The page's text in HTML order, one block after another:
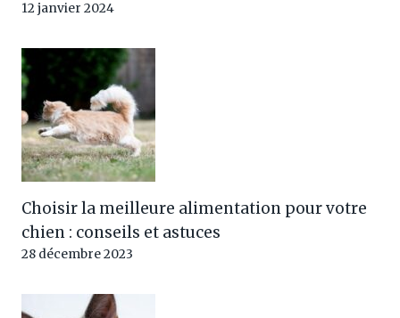
12 janvier 2024
Choisir la meilleure alimentation pour votre
chien : conseils et astuces
28 décembre 2023